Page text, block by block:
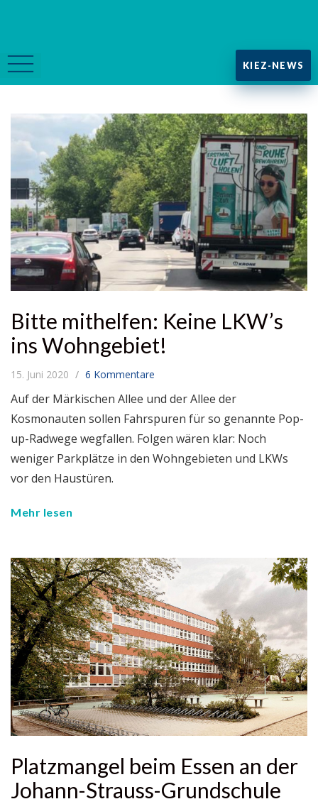
KIEZ-NEWS
Bitte mithelfen: Keine LKW’s
ins Wohngebiet!
15. Juni 2020 6 Kommentare
Auf der Märkischen Allee und der Allee der
Kosmonauten sollen Fahrspuren für so genannte Pop-
up-Radwege wegfallen. Folgen wären klar: Noch
weniger Parkplätze in den Wohngebieten und LKWs
vor den Haustüren.
Mehr lesen
Platzmangel beim Essen an der
Johann-Strauss-Grundschule